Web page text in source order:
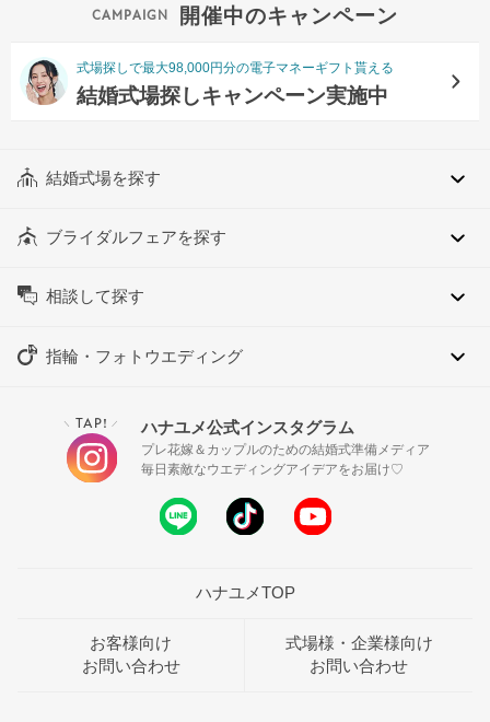
開催中のキャンペーン
式場探しで最大98,000円分の電子マネーギフト貰える
結婚式場探しキャンペーン実施中
結婚式場を探す
ブライダルフェアを探す
相談して探す
指輪・フォトウエディング
＼ TAP! ／ ハナユメ公式インスタグラム
プレ花嫁＆カップルのための結婚式準備メディア
毎日素敵なウエディングアイデアをお届け♡
ハナユメTOP
お客様向け
お問い合わせ
式場様・企業様向け
お問い合わせ